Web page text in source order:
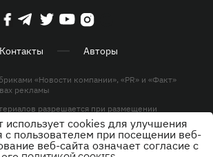
Контакты Авторы
«Новости компании», «PR» и «Факт»
рекламы
разрешается при размещении
на KP.UA в первом абзаце.
Все права защищены.
использует cookies для улучшения
с пользователем при посещении веб-
веб-сайта означает согласие с